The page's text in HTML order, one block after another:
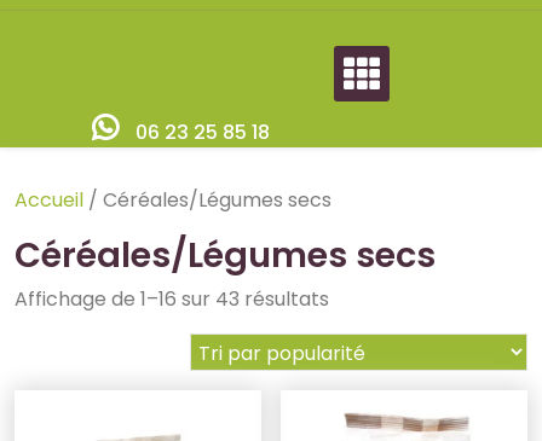
06 23 25 85 18
Accueil / Céréales/Légumes secs
Céréales/Légumes secs
Affichage de 1–16 sur 43 résultats